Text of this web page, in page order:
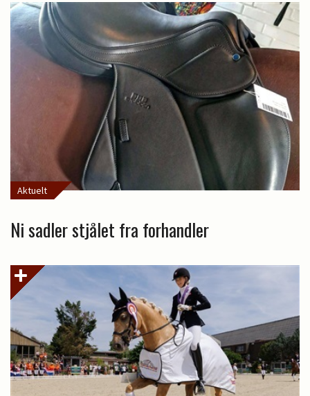
Aktuelt
Ni sadler stjålet fra forhandler